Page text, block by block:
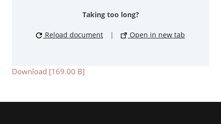
Taking too long?
Reload document | Open in new tab
Download [169.00 B]